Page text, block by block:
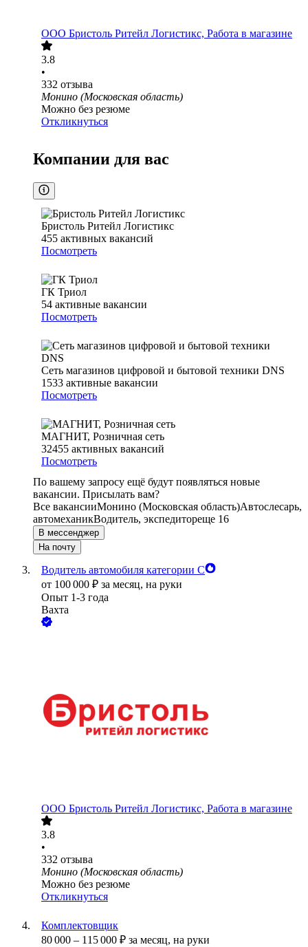
ООО Бристоль Ритейл Логистикс, Работа в магазине
3.8
•
332 отзыва
Монино (Московская область)
Можно без резюме
Откликнуться
Компании для вас
Бристоль Ритейл Логистикс
455 активных вакансий
Посмотреть
ГК Триол
54 активные вакансии
Посмотреть
Сеть магазинов цифровой и бытовой техники DNS
1533 активные вакансии
Посмотреть
МАГНИТ, Розничная сеть
32455 активных вакансий
Посмотреть
По вашему запросу ещё будут появляться новые
вакансии. Присылать вам?
Все вакансииМонино (Московская область)Автослесарь,
автомеханикВодитель, экспедитореще 16
В мессенджер
На почту
Водитель автомобиля категории С
от 100 000 ₽ за месяц, на руки
Опыт 1-3 года
Вахта
ООО Бристоль Ритейл Логистикс, Работа в магазине
3.8
•
332 отзыва
Монино (Московская область)
Можно без резюме
Откликнуться
Комплектовщик
80 000 – 115 000 ₽ за месяц, на руки